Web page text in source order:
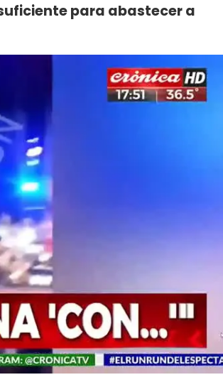
para abastecer a